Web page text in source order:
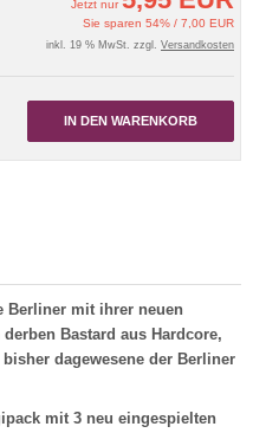
Jetzt nur
Sie sparen 54% / 7,00 EUR
inkl. 19 % MwSt. zzgl. Versandkosten
IN DEN WARENKORB
Berliner mit ihrer neuen
Bastard aus Hardcore,
dagewesene der Berliner
mit 3 neu eingespielten